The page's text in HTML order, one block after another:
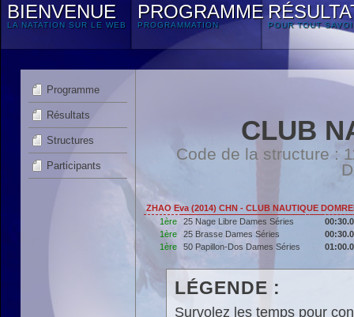
BIENVENUE
LA NATATION SUR LE WEB
PROGRAMME
PROGRAMMATION POUR TOUT
Programme
Résultats
Structures
Participants
CLUB
Code de la structure :
ZHAO Eva (2014) CHN - CLUB NAUTIQUE
1ère
25 Nage Libre Dames Séries
1ère
25 Brasse Dames Séries
1ère
50 Papillon-Dos Dames Séries
LÉGENDE :
Survolez les temps pour